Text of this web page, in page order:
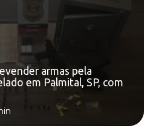
armas pela
em Palmital, SP, com